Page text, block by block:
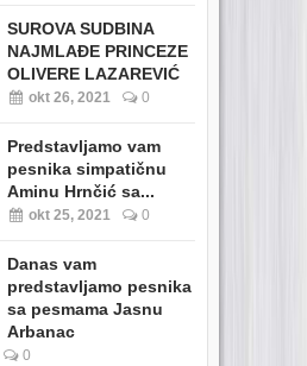
SUROVA SUDBINA
NAJMLAĐE PRINCEZE
OLIVERE LAZAREVIĆ
okt 26, 2021 0
Predstavljamo vam
pesnika simpatičnu
Aminu Hrnčić sa...
okt 25, 2021 0
Danas vam
predstavljamo pesnika
sa pesmama Jasnu
Arbanac
0